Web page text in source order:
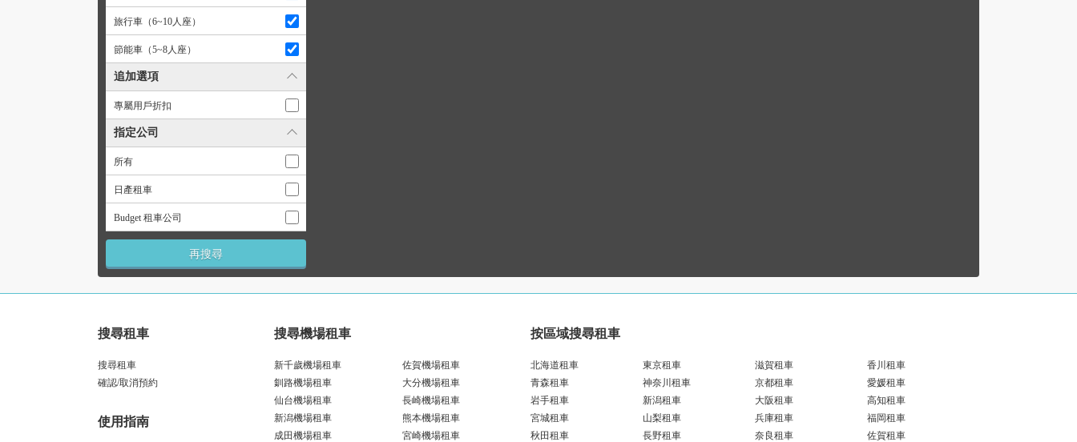
旅行車（6~10人座）
節能車（5~8人座）
追加選項
專屬用戶折扣
指定公司
所有
日產租車
Budget 租車公司
搜尋租車
搜尋租車
確認/取消預約
使用指南
搜尋機場租車
新千歲機場租車
釧路機場租車
仙台機場租車
新潟機場租車
成田機場租車
佐賀機場租車
大分機場租車
長崎機場租車
熊本機場租車
宮崎機場租車
按區域搜尋租車
北海道租車
青森租車
岩手租車
宮城租車
秋田租車
東京租車
神奈川租車
新潟租車
山梨租車
長野租車
滋賀租車
京都租車
大阪租車
兵庫租車
奈良租車
香川租車
愛媛租車
高知租車
福岡租車
佐賀租車